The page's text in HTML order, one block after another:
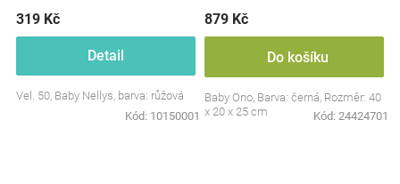
319 Kč
Detail
Vel. 50, Baby Nellys, barva: růžová
Kód: 10150001
879 Kč
Do košíku
Baby Ono, Barva: černá, Rozměr: 40
x 20 x 25 cm
Kód: 24424701